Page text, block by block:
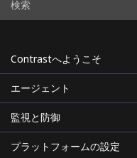
Contrastへようこそ
エージェント
監視と防御
プラットフォームの設定